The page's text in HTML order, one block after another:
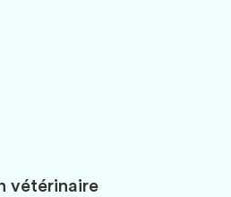
vétérinaire